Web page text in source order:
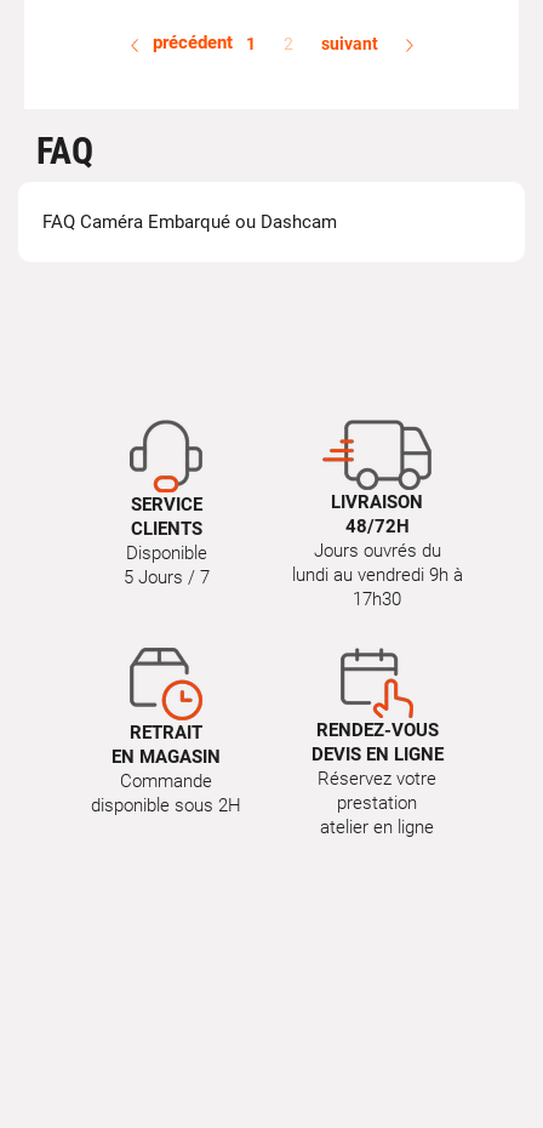
précédent 1 2 suivant
FAQ
FAQ Caméra Embarqué ou Dashcam
SERVICE
CLIENTS
Disponible
5 Jours / 7
LIVRAISON
48/72H
Jours ouvrés du
lundi au vendredi 9h à
17h30
RETRAIT
EN MAGASIN
Commande
disponible sous 2H
RENDEZ-VOUS
DEVIS EN LIGNE
Réservez votre
prestation
atelier en ligne